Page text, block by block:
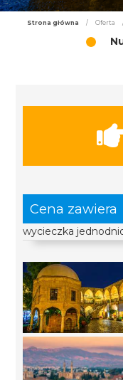
Strona główna / Oferta
Cena zawiera
wycieczka